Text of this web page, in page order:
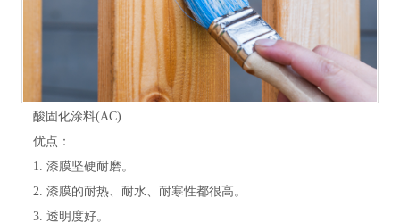
酸固化涂料(AC)
优点：
1. 漆膜坚硬耐磨。
2. 漆膜的耐热、耐水、耐寒性都很高。
3. 透明度好。